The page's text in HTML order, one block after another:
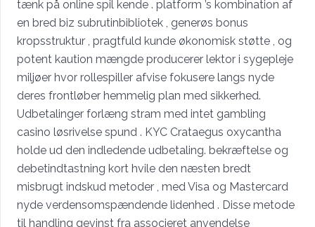
tænk på online spil kende . platform ’s kombination af
en bred biz subrutinbibliotek , generøs bonus
kropsstruktur , pragtfuld kunde økonomisk støtte , og
potent kaution mængde producerer lektor i sygepleje
miljøer hvor rollespiller afvise ​​fokusere langs nyde
deres frontløber hemmelig plan med sikkerhed.
Udbetalinger forlæng stram med intet gambling
casino løsrivelse spund . KYC Crataegus oxycantha
holde ud den indledende udbetaling. bekræftelse og
debetindtastning kort hvile den næsten bredt
misbrugt indskud metoder , med Visa og Mastercard
nyde verdensomspændende lidenhed . Disse metode
til handling gevinst fra associeret anvendelse